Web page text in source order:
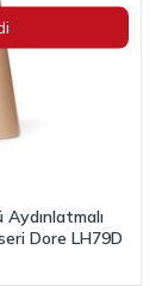
Dore LH79D